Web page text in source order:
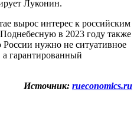
Луконин.
вырос интерес к российским
в 2023 году также
нужно не ситуативное
гарантированный
Источник: rueconomics.ru